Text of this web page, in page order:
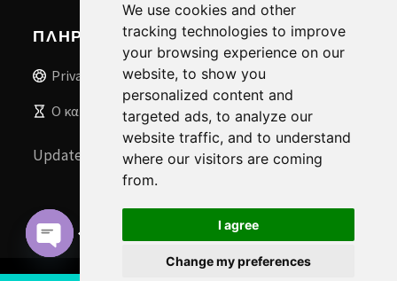
We use cookies and other
tracking technologies to improve
your browsing experience on our
website, to show you
personalized content and
targeted ads, to analyze our
website traffic, and to understand
where our visitors are coming
from.
I agree
Change my preferences
ΠΛΗΡΟΦΟΡΙΕΣ
Privacy Policy
Ο καιρός στην Μήλο
Update cookies preferences
chaty